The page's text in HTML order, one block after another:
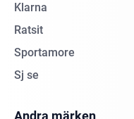
Klarna
Ratsit
Sportamore
Sj se
Andra märken